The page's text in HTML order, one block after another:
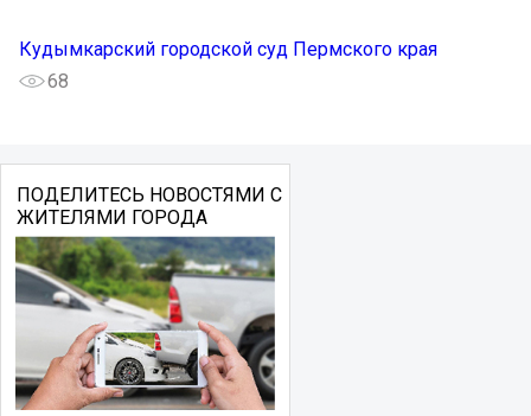
Кудымкарский городской суд Пермского края
68
ПОДЕЛИТЕСЬ НОВОСТЯМИ С
ЖИТЕЛЯМИ ГОРОДА